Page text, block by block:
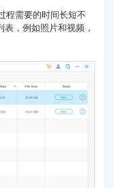
程需要的时间长短不
，例如照片和视频，